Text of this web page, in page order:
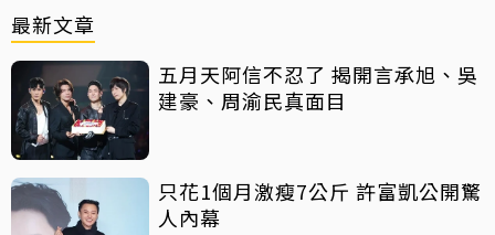
最新文章
五月天阿信不忍了 揭開言承旭、吳
建豪、周渝民真面目
只花1個月激瘦7公斤 許富凱公開驚
人內幕